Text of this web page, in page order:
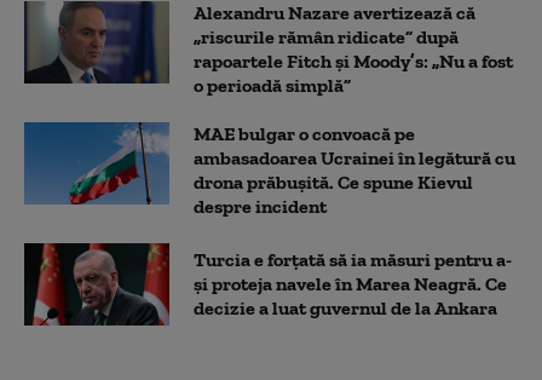
Alexandru Nazare avertizează că
„riscurile rămân ridicate” după
rapoartele Fitch și Moody’s: „Nu a fost
o perioadă simplă”
MAE bulgar o convoacă pe
ambasadoarea Ucrainei în legătură cu
drona prăbuşită. Ce spune Kievul
despre incident
Turcia e forțată să ia măsuri pentru a-
și proteja navele în Marea Neagră. Ce
decizie a luat guvernul de la Ankara